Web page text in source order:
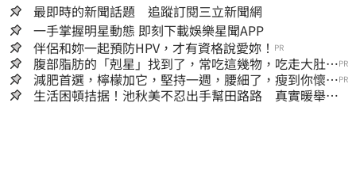
最即時的新聞話題 追蹤訂閱三立新聞網
一手掌握明星動態 即刻下載娛樂星聞APP
伴侶和妳一起預防HPV，才有資格說愛妳！ PR
腹部脂肪的「剋星」找到了，常吃這幾物，吃走大肚
囊，瘦出小蠻腰
PR
減肥首選，檸檬加它，堅持一週，腰細了，瘦到你懷疑
人生
PR
生活困頓拮据！池秋美不忍出手幫田路路 真實暖舉曝